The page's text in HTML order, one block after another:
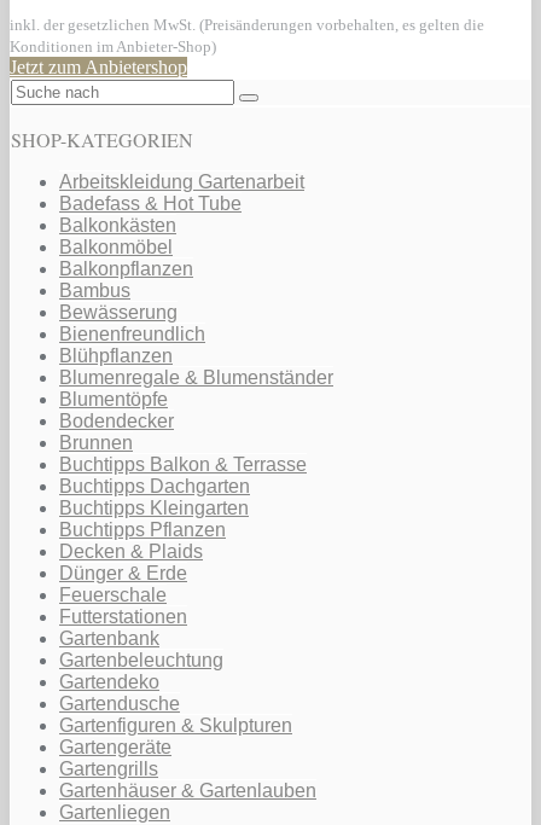
inkl. der gesetzlichen MwSt. (Preisänderungen vorbehalten, es gelten die
Konditionen im Anbieter-Shop)
Jetzt zum Anbietershop
SHOP-KATEGORIEN
Arbeitskleidung Gartenarbeit
Badefass & Hot Tube
Balkonkästen
Balkonmöbel
Balkonpflanzen
Bambus
Bewässerung
Bienenfreundlich
Blühpflanzen
Blumenregale & Blumenständer
Blumentöpfe
Bodendecker
Brunnen
Buchtipps Balkon & Terrasse
Buchtipps Dachgarten
Buchtipps Kleingarten
Buchtipps Pflanzen
Decken & Plaids
Dünger & Erde
Feuerschale
Futterstationen
Gartenbank
Gartenbeleuchtung
Gartendeko
Gartendusche
Gartenfiguren & Skulpturen
Gartengeräte
Gartengrills
Gartenhäuser & Gartenlauben
Gartenliegen